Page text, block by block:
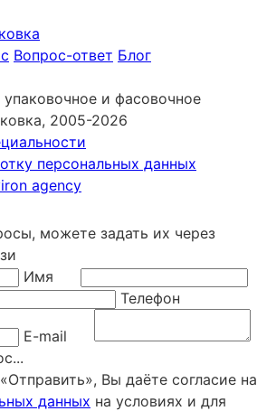
Вопрос-ответ Блог
и фасовочное
2005-2026
персональных данных
agency
можете задать их через
Имя
Телефон
E-mail
Вы даёте согласие на
данных на условиях и для